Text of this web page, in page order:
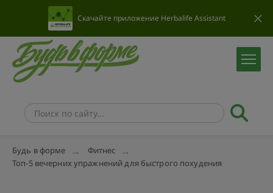
Скачайте приложение Herbalife Assistant
Будь в форме
Фитнес
Топ-5 вечерних упражнений для быстрого похудения